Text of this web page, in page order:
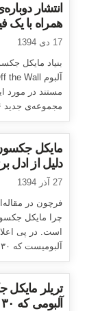
همراه با یک
17 دی 1394
بنیاد مایکل
مستند در مورد
مجموعه‌ی جدید ۲۶ فوریه خواهد بود. این آلبوم...
مایکل
دلیل از ادل
27 آذر 1394
فرچون در
چرا مایکل
است. در پی
آلبومیست که ۳۰ بار گواهینامه‌ی مولتی پلاتینوم...
تریلر